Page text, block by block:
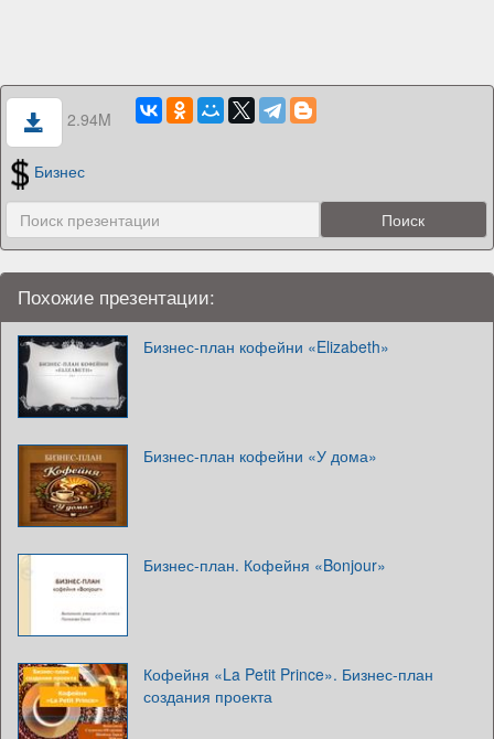
2.94M
Бизнес
Похожие презентации:
Бизнес-план кофейни «Elizabeth»
Бизнес-план кофейни «У дома»
Бизнес-план. Кофейня «Bonjour»
Кофейня «La Petit Prince». Бизнес-план
создания проекта